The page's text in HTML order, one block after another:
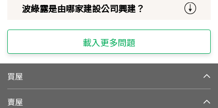
波綠露是由哪家建設公司興建？
載入更多問題
買屋
賣屋